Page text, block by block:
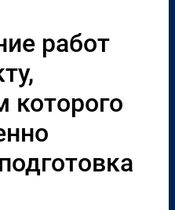
работ
которого